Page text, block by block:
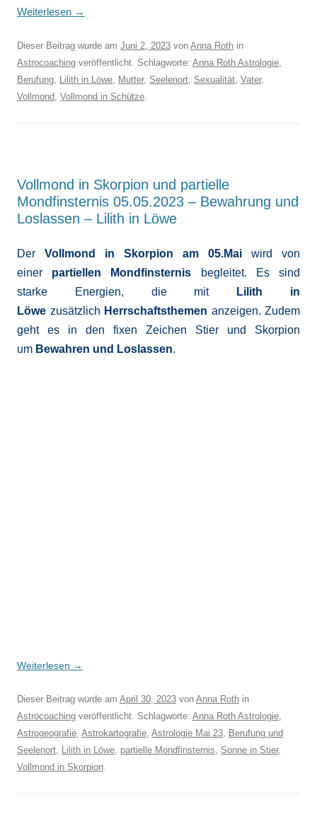
Weiterlesen →
Dieser Beitrag wurde am Juni 2, 2023 von Anna Roth in
Astrocoaching veröffentlicht. Schlagworte: Anna Roth Astrologie,
Berufung, Lilith in Löwe, Mutter, Seelenort, Sexualität, Vater,
Vollmond, Vollmond in Schütze.
Vollmond in Skorpion und partielle
Mondfinsternis 05.05.2023 – Bewahrung und
Loslassen – Lilith in Löwe
Der Vollmond in Skorpion am 05.Mai wird von
einer partiellen Mondfinsternis begleitet. Es sind
starke Energien, die mit
Lilith in
Löwe zusätzlich Herrschaftsthemen anzeigen. Zudem
geht es in den fixen Zeichen Stier und Skorpion
um Bewahren und Loslassen.
Weiterlesen →
Dieser Beitrag wurde am April 30, 2023 von Anna Roth in
Astrocoaching veröffentlicht. Schlagworte: Anna Roth Astrologie,
Astrogeografie, Astrokartografie, Astrologie Mai 23, Berufung und
Seelenort, Lilith in Löwe, partielle Mondfinsternis, Sonne in Stier,
Vollmond in Skorpion.